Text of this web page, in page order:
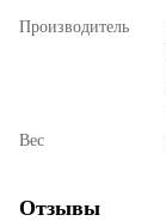
Производитель
Вес
Отзывы